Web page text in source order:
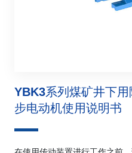
YBK3系列煤矿井下
步电动机使用说明书